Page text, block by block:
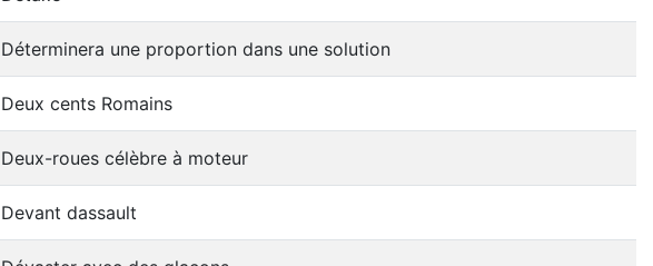
Déterminera une proportion dans une solution
Deux cents Romains
Deux-roues célèbre à moteur
Devant dassault